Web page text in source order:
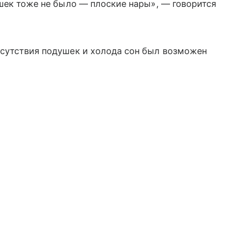
тоже не было — плоские нары», — говорится
подушек и холода сон был возможен